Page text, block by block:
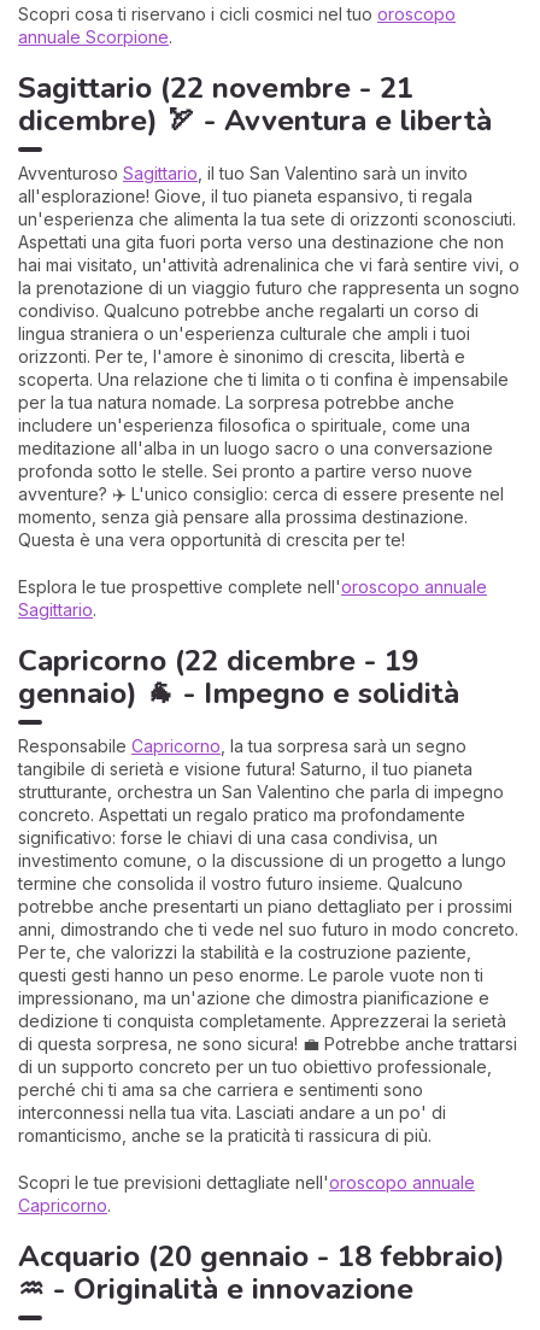
Scopri cosa ti riservano i cicli cosmici nel tuo oroscopo
annuale Scorpione.
Sagittario (22 novembre - 21
dicembre) 🏹 - Avventura e libertà
Avventuroso Sagittario , il tuo San Valentino sarà un invito
all'esplorazione! Giove, il tuo pianeta espansivo, ti regala
un'esperienza che alimenta la tua sete di orizzonti sconosciuti.
Aspettati una gita fuori porta verso una destinazione che non
hai mai visitato, un'attività adrenalinica che vi farà sentire vivi, o
la prenotazione di un viaggio futuro che rappresenta un sogno
condiviso. Qualcuno potrebbe anche regalarti un corso di
lingua straniera o un'esperienza culturale che ampli i tuoi
orizzonti. Per te, l'amore è sinonimo di crescita, libertà e
scoperta. Una relazione che ti limita o ti confina è impensabile
per la tua natura nomade. La sorpresa potrebbe anche
includere un'esperienza filosofica o spirituale, come una
meditazione all'alba in un luogo sacro o una conversazione
profonda sotto le stelle. Sei pronto a partire verso nuove
avventure? ✈️ L'unico consiglio: cerca di essere presente nel
momento, senza già pensare alla prossima destinazione.
Questa è una vera opportunità di crescita per te!
Esplora le tue prospettive complete nell'oroscopo annuale
Sagittario.
Capricorno (22 dicembre - 19
gennaio) 🐐 - Impegno e solidità
Responsabile Capricorno , la tua sorpresa sarà un segno
tangibile di serietà e visione futura! Saturno, il tuo pianeta
strutturante, orchestra un San Valentino che parla di impegno
concreto. Aspettati un regalo pratico ma profondamente
significativo: forse le chiavi di una casa condivisa, un
investimento comune, o la discussione di un progetto a lungo
termine che consolida il vostro futuro insieme. Qualcuno
potrebbe anche presentarti un piano dettagliato per i prossimi
anni, dimostrando che ti vede nel suo futuro in modo concreto.
Per te, che valorizzi la stabilità e la costruzione paziente,
questi gesti hanno un peso enorme. Le parole vuote non ti
impressionano, ma un'azione che dimostra pianificazione e
dedizione ti conquista completamente. Apprezzerai la serietà
di questa sorpresa, ne sono sicura! 💼 Potrebbe anche trattarsi
di un supporto concreto per un tuo obiettivo professionale,
perché chi ti ama sa che carriera e sentimenti sono
interconnessi nella tua vita. Lasciati andare a un po' di
romanticismo, anche se la praticità ti rassicura di più.
Scopri le tue previsioni dettagliate nell'oroscopo annuale
Capricorno.
Acquario (20 gennaio - 18 febbraio)
♒ - Originalità e innovazione